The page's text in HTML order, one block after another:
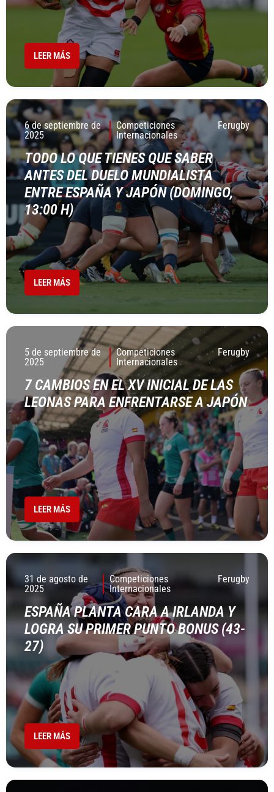
LEER MÁS
6 de septiembre de
2025
Competiciones
Internacionales
Ferugby
TODO LO QUE TIENES QUE SABER
ANTES DEL DUELO MUNDIALISTA
ENTRE ESPAÑA Y JAPÓN (DOMINGO,
13:00 H)
LEER MÁS
5 de septiembre de
2025
Competiciones
Internacionales
Ferugby
7 CAMBIOS EN EL XV INICIAL DE LAS
LEONAS PARA ENFRENTARSE A JAPÓN
LEER MÁS
31 de agosto de
2025
Competiciones
Internacionales
Ferugby
ESPAÑA PLANTA CARA A IRLANDA Y
LOGRA SU PRIMER PUNTO BONUS (43-
27)
LEER MÁS